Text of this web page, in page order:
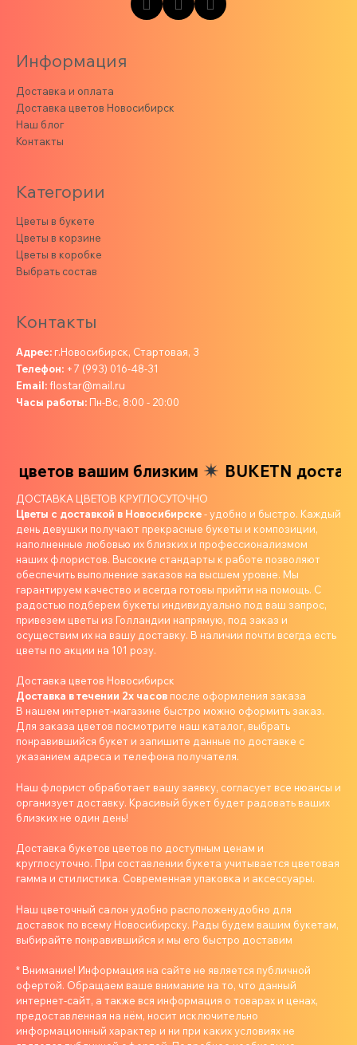
Информация
Доставка и оплата
Доставка цветов Новосибирск
Наш блог
Контакты
Категории
Цветы в букете
Цветы в корзине
Цветы в коробке
Выбрать состав
Контакты
Адрес: г.Новосибирск, Стартовая, 3
Телефон: +7 (993) 016-48-31
Email:flostar@mail.ru
Часы работы: Пн-Вс, 8:00 - 20:00
цветов вашим близким BUKETN
ДОСТАВКА ЦВЕТОВ КРУГЛОСУТОЧНО
Цветы с доставкой в Новосибирске- удобно и быстро. Каждый
день девушки получают прекрасные букеты и композиции,
наполненные любовью их близких и профессионализмом
наших флористов. Высокие стандарты к работе позволяют
обеспечить выполнение заказов на высшем уровне. Мы
гарантируем качество и всегда готовы прийти на помощь. С
радостью подберем букеты индивидуально под ваш запрос,
привезем цветы из Голландии напрямую, под заказ и
осуществим их на вашу доставку. В наличии почти всегда есть
цветы по акции на 101 розу.
Доставка цветов Новосибирск
Доставка в течении 2х часов после оформления заказа
В нашем интернет-магазине быстро можно оформить заказ.
Для заказа цветов посмотрите наш каталог, выбрать
понравившийся букет и запишите данные по доставке с
указанием адреса и телефона получателя.
Наш флорист обработает вашу заявку, согласует все нюансы и
организует доставку. Красивый букет будет радовать ваших
близких не один день!
Доставка букетов цветов по доступным ценам и
круглосуточно. При составлении букета учитывается цветовая
гамма и стилистика. Современная упаковка и аксессуары.
Наш цветочный салон удобно расположенудобно для
доставок по всему Новосибирску. Рады будем вашим букетам,
выбирайте понравившийся и мы его быстро доставим
* Внимание! Информация на сайте не является публичной
офертой. Обращаем ваше внимание на то, что данный
интернет-сайт, а также вся информация о товарах и ценах,
предоставленная на нём, носит исключительно
информационный характер и ни при каких условиях не